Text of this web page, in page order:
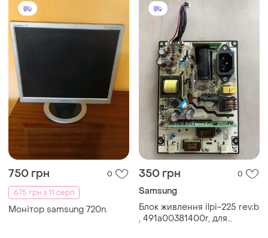
750 грн
0
675 грн з 11 серп
Монітор samsung 720n.
350 грн 0
Samsung
Блок живлення ilpi-225 rev;b
, 491a00381400r, для